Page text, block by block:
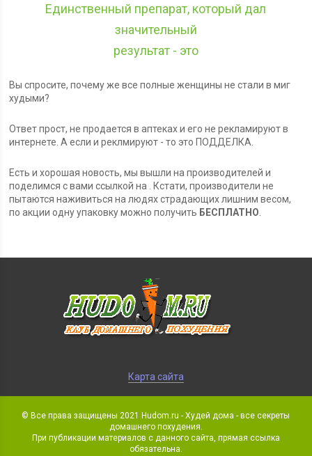
Единственный препарат, который дал
значительный
результат - это
Вы спросите, почему же все полные женщины не стали в миг
худыми?
Ответ прост, не продается в аптеках и его не рекламируют в
интернете. А если и реклмируют - то это ПОДДЕЛКА.
Есть и хорошая новость, мы вышли на производителей и
поделимся с вами ссылкой на . Кстати, производители не
пытаются наживиться на людях страдающих лишним весом,
по акции одну упаковку можно получить БЕСПЛАТНО.
Карта сайта
© Все права защищены 2021 Hudom.ru - Худей дома - все секреты
домашнего похудения.
При публикации материалов с данного сайта, прямая ссылка
обязательна.